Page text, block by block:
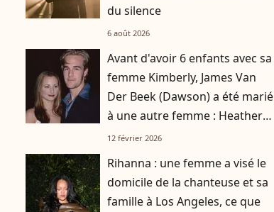
du silence
6 août 2026
Avant d'avoir 6 enfants avec sa
femme Kimberly, James Van
Der Beek (Dawson) a été marié
à une autre femme : Heather
prend la parole
12 février 2026
Rihanna : une femme a visé le
domicile de la chanteuse et sa
famille à Los Angeles, ce que